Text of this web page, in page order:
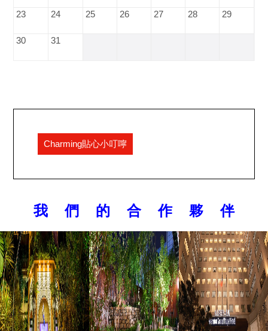
23 24 25 26 27 28 29
30 31
Charming貼心小叮嚀
我 們 的 合 作 夥 伴